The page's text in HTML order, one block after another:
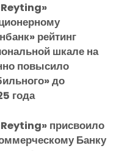
рейтинг
шкале на
повысило
до
года
присвоило
Банку